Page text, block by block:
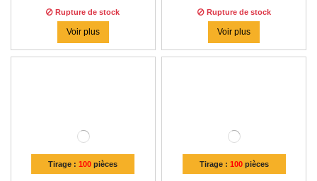
Rupture de stock
Voir plus
Rupture de stock
Voir plus
Tirage :100 pièces Tirage : 100pièces